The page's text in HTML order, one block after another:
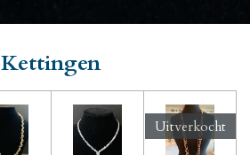
Kettingen
Uitverkocht